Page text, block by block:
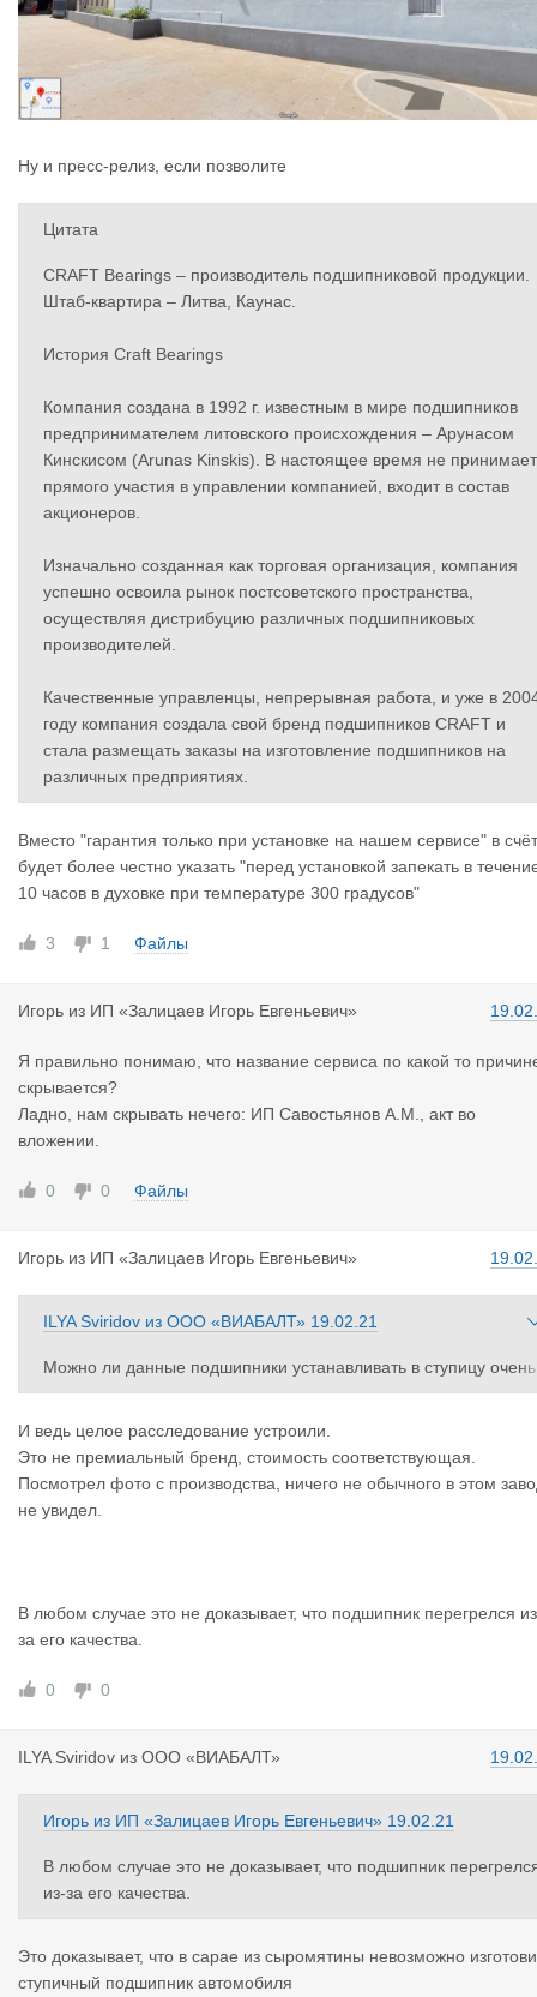
Ну и пресс-релиз, если позволите
Цитата
CRAFT Bearings – производитель подшипниковой продукции.
Штаб-квартира – Литва, Каунас.
История Craft Bearings
Компания создана в 1992 г. известным в мире подшипников
предпринимателем литовского происхождения – Арунасом
Кинскисом (Arunas Kinskis). В настоящее время не принимает
прямого участия в управлении компанией, входит в состав
акционеров.
Изначально созданная как торговая организация, компания
успешно освоила рынок постсоветского пространства,
осуществляя дистрибуцию различных подшипниковых
производителей.
Качественные управленцы, непрерывная работа, и уже в
году компания создала свой бренд подшипников CRAFT и
стала размещать заказы на изготовление подшипников на
различных предприятиях.
Вместо "гарантия только при установке на нашем сервисе" в
будет более честно указать "перед установкой запекать в
10 часов в духовке при температуре 300 градусов"
3 1 Файлы
Игорь из ИП «Залицаев Игорь Евгеньевич»
Я правильно понимаю, что название сервиса по какой то
скрывается?
Ладно, нам скрывать нечего: ИП Савостьянов А.М., акт во
вложении.
0 0 Файлы
Игорь из ИП «Залицаев Игорь Евгеньевич»
ILYA Sviridov из ООО «ВИАБАЛТ» 19.02.21
Можно ли данные подшипники устанавливать в ступицу очень
большой вопрос к специалистам по сертификации. Но вот нек
У производителя и получателя электронный адрес на бесплат
ном домене
и. Много фоток на офф сайте
установке на нашем сервисе" в счёте будет более честно указ
ри температуре 300 градусов"
И ведь целое расследование устроили.
Это не премиальный бренд, стоимость соответствующая.
Посмотрел фото с производства, ничего не обычного в этом
не увидел.
В любом случае это не доказывает, что подшипник перегрелся
за его качества.
0 0
ILYA Sviridov из ООО «ВИАБАЛТ»
Игорь из ИП «Залицаев Игорь Евгеньевич» 19.02.21
В любом случае это не доказывает, что подшипник
из-за его качества.
Это доказывает, что в сарае из сыромятины невозможно
ступичный подшипник автомобиля